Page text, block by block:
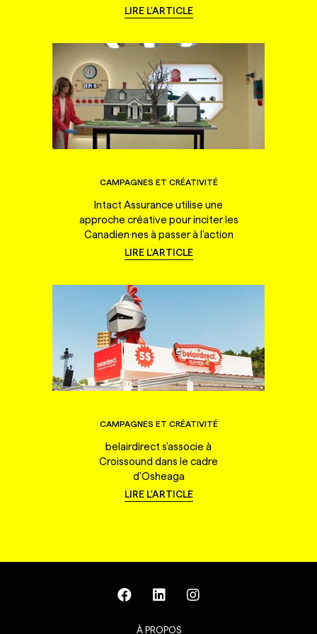
LIRE L'ARTICLE
CAMPAGNES ET CRÉATIVITÉ
Intact Assurance utilise une
approche créative pour inciter les
Canadien·nes à passer à l'action
LIRE L'ARTICLE
CAMPAGNES ET CRÉATIVITÉ
belairdirect s'associe à
Croissound dans le cadre
d'Osheaga
LIRE L'ARTICLE
À PROPOS